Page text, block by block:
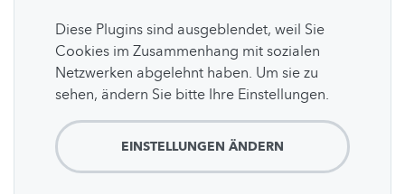
Diese Plugins sind ausgeblendet, weil Sie
Cookies im Zusammenhang mit sozialen
Netzwerken abgelehnt haben. Um sie zu
sehen, ändern Sie bitte Ihre Einstellungen.
EINSTELLUNGEN ÄNDERN